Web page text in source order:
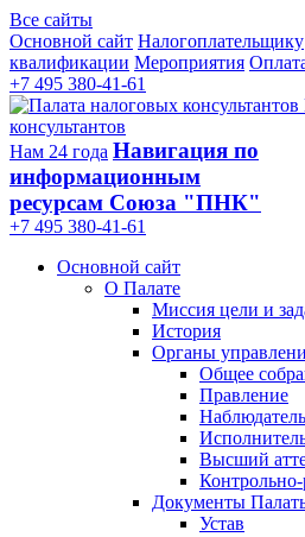
Все сайты
Основной сайт Налогоплательщику
квалификации Мероприятия
+7 495 380-41-61
консультантов
Нам 24 года Навигация по
информационным
ресурсам Союза "ПНК"
+7 495 380‑41‑61
Основной сайт
О Палате
Миссия цели и
История
Органы
Общее
Правление
Высший
Документы
Устав